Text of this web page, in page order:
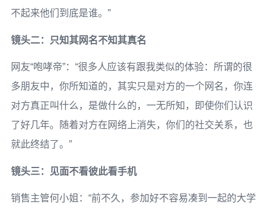
不起来他们到底是谁。”
镜头二：只知其网名不知其真名
网友“咆哮帝”：“很多人应该有跟我类似的体验：所谓的很
多朋友中，你所知道的，其实只是对方的一个网名，你连
对方真正叫什么，是做什么的，一无所知，即使你们认识
了好几年。随着对方在网络上消失，你们的社交关系，也
就此终结了。”
镜头三：见面不看彼此看手机
销售主管何小姐：“前不久，参加好不容易凑到一起的大学